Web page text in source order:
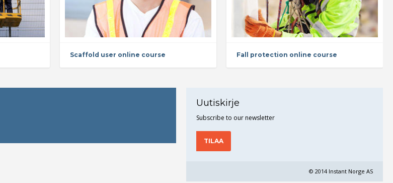
Scaffold user online course Fall protection online course
Uutiskirje
Subscribe to our newsletter
TILAA
© 2014 Instant Norge AS